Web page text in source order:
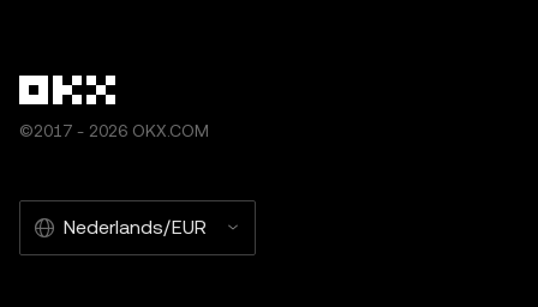
©2017 - 2026 OKX.COM
Nederlands/EUR